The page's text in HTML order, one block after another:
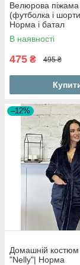
Велюрова піжама
(футболка і
Норма і батал
В наявності
475 ₴ 495 ₴
–12%
Домашній костюм
"Nelly"| Норма